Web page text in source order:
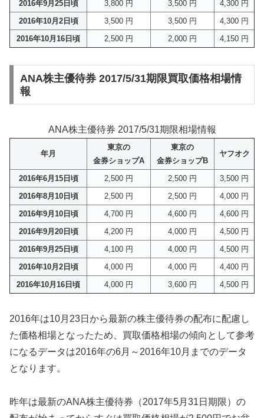
2016年9月25日頃 3,800 円 3,500 円
4,300 円
2016年10月2日頃
3,500 円 3,500 円
4,300 円
2016年10月16日頃
2,500 円 2,000 円 4,150 円
ANA株主優待券 2017/5/31期限買取価格相場情
報
ANA株主優待券 2017/5/31期限相場情報
年月
東京の
金券ショップA
東京の
金券ショップB
ヤフオク
2016年6月15日頃 2,500 円 2,500 円
3,500 円
2016年8月10日頃
2,500 円 2,500 円
4,000 円
2016年9月10日頃
4,700 円 4,600 円
4,600 円
2016年9月20日頃
4,200 円 4,000 円
4,500 円
2016年9月25日頃
4,100 円 4,000 円
4,500 円
2016年10月2日頃
4,000 円 4,000 円
4,400 円
2016年10月16日頃
4,000 円 3,600 円 4,500 円
2016年は10月23日から最新の株主優待券の配布に配慮し
た価格相場となったため、買取価格相場の傾向として参考
になるデータは2016年の6月～2016年10月までのデータ
となります。
昨年は最新のANA株主優待券（2017年5月31日期限）の